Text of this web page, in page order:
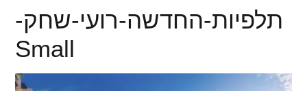
תלפיות-החדשה-רועי-שחק-
Small